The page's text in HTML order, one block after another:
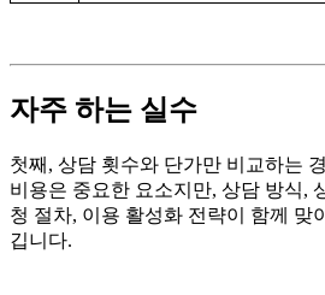
자주 하는 실수
첫째, 상담 횟수와 단가만 비교하는
비용은 중요한 요소지만, 상담 방식,
청 절차, 이용 활성화 전략이 함께 맞
깁니다.